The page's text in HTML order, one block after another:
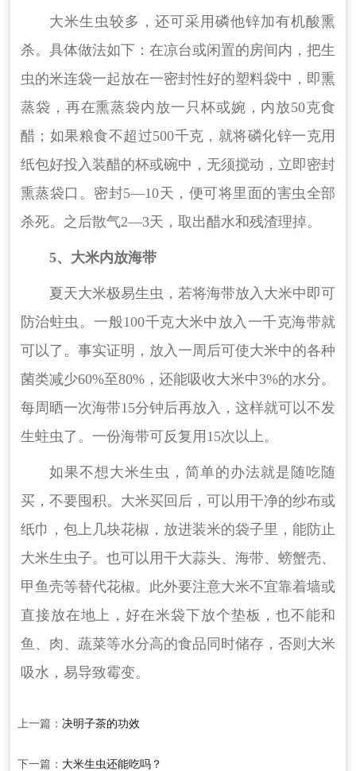
大米生虫较多，还可采用磷他锌加有机酸熏
杀。具体做法如下：在凉台或闲置的房间内，把生
虫的米连袋一起放在一密封性好的塑料袋中，即熏
蒸袋，再在熏蒸袋内放一只杯或婉，内放50克食
醋；如果粮食不超过500千克，就将磷化锌一克用
纸包好投入装醋的杯或碗中，无须搅动，立即密封
熏蒸袋口。密封5—10天，便可将里面的害虫全部
杀死。之后散气2—3天，取出醋水和残渣理掉。
5、大米内放海带
夏天大米极易生虫，若将海带放入大米中即可
防治蛀虫。一般100千克大米中放入一千克海带就
可以了。事实证明，放入一周后可使大米中的各种
菌类减少60%至80%，还能吸收大米中3%的水分。
每周晒一次海带15分钟后再放入，这样就可以不发
生蛀虫了。一份海带可反复用15次以上。
如果不想大米生虫，简单的办法就是随吃随
买，不要囤积。大米买回后，可以用干净的纱布或
纸巾，包上几块花椒，放进装米的袋子里，能防止
大米生虫子。也可以用干大蒜头、海带、螃蟹壳、
甲鱼壳等替代花椒。此外要注意大米不宜靠着墙或
直接放在地上，好在米袋下放个垫板，也不能和
鱼、肉、蔬菜等水分高的食品同时储存，否则大米
吸水，易导致霉变。
上一篇： 决明子茶的功效
下一篇： 大米生虫还能吃吗？